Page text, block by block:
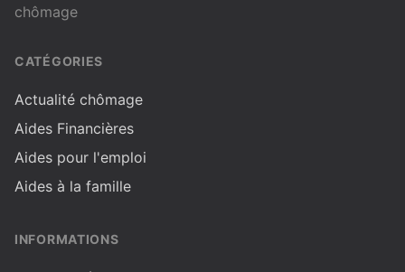
chômage
CATÉGORIES
Actualité chômage
Aides Financières
Aides pour l'emploi
Aides à la famille
INFORMATIONS